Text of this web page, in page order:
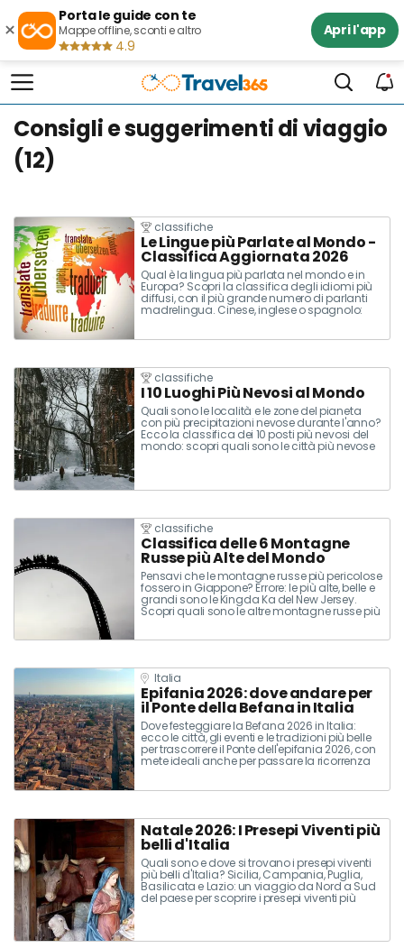
×
Porta le guide con te
Mappe offline, sconti e altro
4.9
Apri l'app
Consigli e suggerimenti di viaggio
(12)
classifiche
Le Lingue più Parlate al Mondo -
Classifica Aggiornata 2026
Qual è la lingua più parlata nel mondo e in
Europa? Scopri la classifica degli idiomi più
diffusi, con il più grande numero di parlanti
madrelingua. Cinese, inglese o spagnolo:
quale sarà la più parlata sulla terra?
classifiche
I 10 Luoghi Più Nevosi al Mondo
Quali sono le località e le zone del pianeta
con più precipitazioni nevose durante l'anno?
Ecco la classifica dei 10 posti più nevosi del
mondo: scopri quali sono le città più nevose
in Europa e nel resto del mondo.
classifiche
Classifica delle 6 Montagne
Russe più Alte del Mondo
Pensavi che le montagne russe più pericolose
fossero in Giappone? Errore: le più alte, belle e
grandi sono le Kingda Ka del New Jersey.
Scopri quali sono le altre montagne russe più
alte del mondo da provare almeno una volta
Italia
Epifania 2026: dove andare per
il Ponte della Befana in Italia
Dove festeggiare la Befana 2026 in Italia:
ecco le città, gli eventi e le tradizioni più belle
per trascorrere il Ponte dell'epifania 2026, con
mete ideali anche per passare la ricorrenza
della Befana in Italia con i bambini
Natale 2026: I Presepi Viventi più
belli d'Italia
Quali sono e dove si trovano i presepi viventi
più belli d'Italia? Sicilia, Campania, Puglia,
Basilicata e Lazio: un viaggio da Nord a Sud
del paese per scoprire i presepi viventi più
affascinanti e suggestivi da visitare